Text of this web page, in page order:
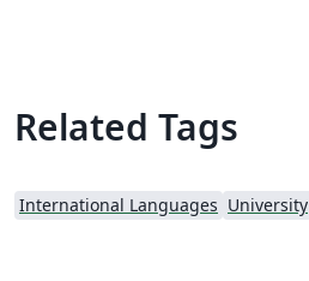
Related Tags
International Languages University